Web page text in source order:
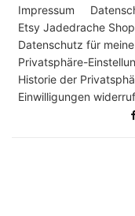
Impressum
Etsy Jadedrache Shop
Datenschutz für
Privatsphäre-
Historie der
Einwilligungen